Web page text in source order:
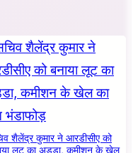
शैलेंद्र कुमार ने आरडीसीए को
लूट का अड्डा, कमीशन के खेल